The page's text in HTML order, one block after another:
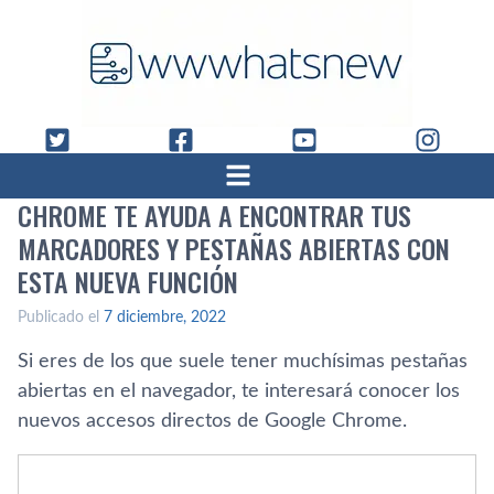
CHROME TE AYUDA A ENCONTRAR TUS
MARCADORES Y PESTAÑAS ABIERTAS CON
ESTA NUEVA FUNCIÓN
Publicado el 7 diciembre, 2022
Si eres de los que suele tener muchísimas pestañas
abiertas en el navegador, te interesará conocer los
nuevos accesos directos de Google Chrome.